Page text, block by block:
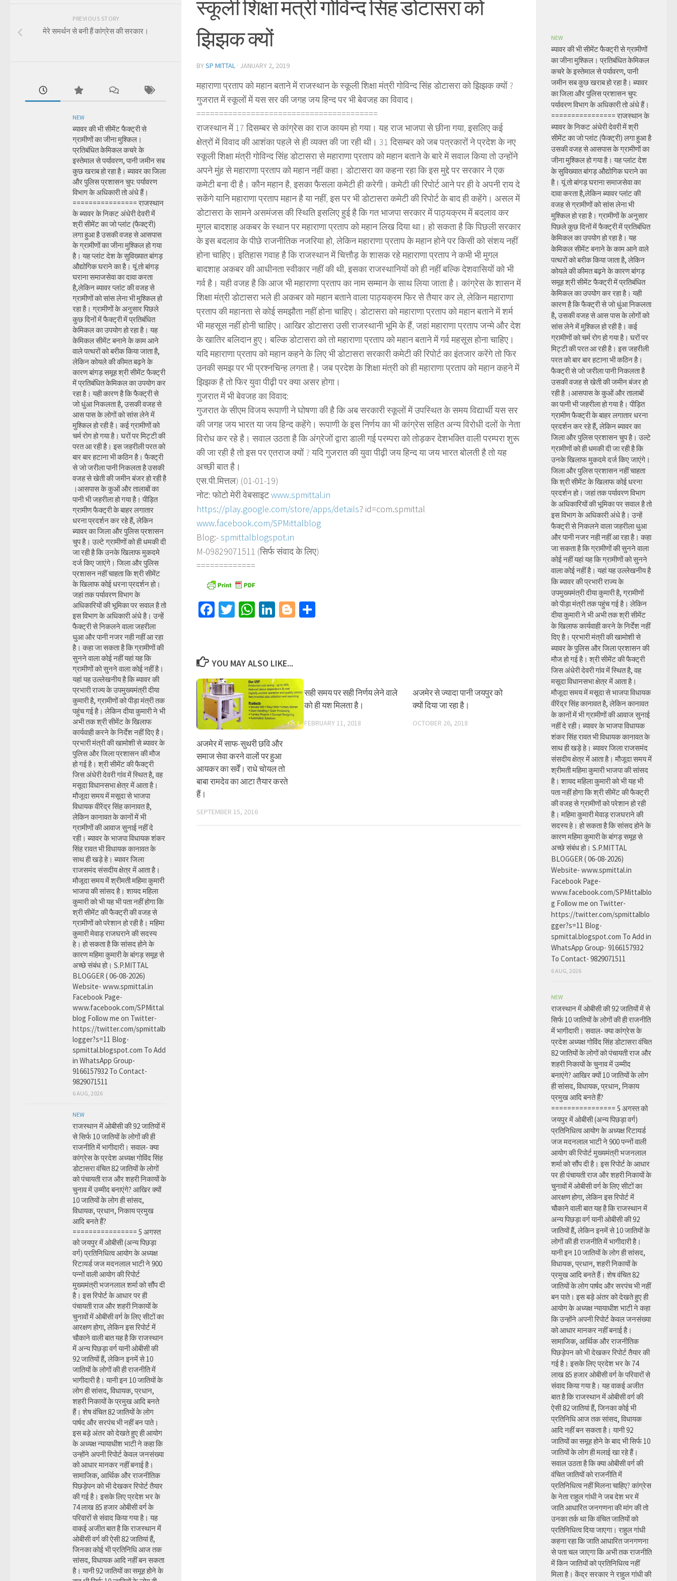
स्कूली शिक्षा मंत्री गोविन्द सिंह डोटासरा को
झिझक क्यों
BYSP MITTAL · JANUARY 2, 2019
महाराणा प्रताप को महान बताने में राजस्थान के स्कूली शिक्षा मंत्री गोविन्द सिंह डोटासरा को झिझक क्यों ?
गुजरात में स्कूलों में यस सर की जगह जय हिन्द पर भी बेवजह का विवाद।
========================================
राजस्थान में 17 दिसम्बर से कांग्रेस का राज कायम हो गया। यह राज भाजपा से छीना गया, इसलिए कई
क्षेत्रों में विवाद की आशंका पहले से ही व्यक्त की जा रही थी। 31 दिसम्बर को जब पत्रकारों ने प्रदेश के नए
स्कूली शिक्षा मंत्री गोविन्द सिंह डोटासरा से महाराणा प्रताप को महान बताने के बारे में सवाल किया तो उन्होंने
अपने मुंह से महाराणा प्रताप को महान नहीं कहा। डोटासरा का कहना रहा कि इस मुद्दे पर सरकार ने एक
कमेटी बना दी है। कौन महान है, इसका फैसला कमेटी ही करेगी। कमेटी की रिपोर्ट आने पर ही वे अपनी राय दे
सकेंगे यानि महाराणा प्रताप महान है या नहीं, इस पर भी डोटासरा कमेटी की रिपोर्ट के बाद ही कहेंगे। असल में
डोटासरा के सामने असमंजस की स्थिति इसलिए हुई है कि गत भाजपा सरकार में पाठ्यक्रम में बदलाव कर
मुगल बादशाह अकबर के स्थान पर महाराणा प्रताप को महान लिख दिया था। हो सकता है कि पिछली सरकार
के इस बदलाव के पीछे राजनीतिक नजरिया हो, लेकिन महाराणा प्रताप के महान होने पर किसी को संशय नहीं
होना चाहिए। इतिहास गवाह है कि राजस्थान में चित्तौड़ के शासक रहे महाराणा प्रताप ने कभी भी मुगल
बादशाह अकबर की आधीनता स्वीकार नहीं की थी, इसका राजस्थानियों को ही नहीं बल्कि देशवासियों को भी
गर्व है। यही वजह है कि आज भी महाराणा प्रताप का नाम सम्मान के साथ लिया जाता है। कांग्रेस के शासन में
शिक्षा मंत्री डोटासरा भले ही अकबर को महान बताने वाला पाठ्यक्रम फिर से तैयार कर ले, लेकिन महाराणा
प्रताप की महानता से कोई समझौता नहीं होना चाहिए। डोटासरा को महाराणा प्रताप को महान बताने में शर्म
भी महसूस नहीं होनी चाहिए। आखिर डोटासरा उसी राजस्थानी भूमि के हैं, जहां महाराणा प्रताप जन्मे और देश
के खातिर बलिदान हुए। बल्कि डोटासरा को तो महाराणा प्रताप को महान बताने में गर्व महसूस होना चाहिए।
यदि महाराणा प्रताप को महान कहने के लिए भी डोटासरा सरकारी कमेटी की रिपोर्ट का इंतजार करेंगे तो फिर
उनकी समझ पर भी प्रश्नचिन्ह लगता है। जब प्रदेश के शिक्षा मंत्री को ही महाराणा प्रताप को महान कहने में
झिझक है तो फिर युवा पीढ़ी पर क्या असर होगा।
गुजरात में भी बेवजह का विवाद:
गुजरात के सीएम विजय रूपाणी ने घोषणा की है कि अब सरकारी स्कूलों में उपस्थित के समय विद्यार्थी यस सर
की जगह जय भारत या जय हिन्द कहेंगे। रूपाणी के इस निर्णय का भी कांग्रेस सहित अन्य विरोधी दलों के नेता
विरोध कर रहे है। सवाल उठता है कि अंग्रेजों द्वारा डाली गई परम्परा को तोड़कर देशभक्ति वाली परम्परा शुरू
की जा रही है तो इस पर एतराज क्यों ? यदि गुजरात की युवा पीढ़ी जय हिन्द या जय भारत बोलती है तो यह
अच्छी बात है।
एस.पी.मित्तल) (01-01-19)
नोट: फोटो मेरी वेबसाइटwww.spmittal.in
https://play.google.com/store/apps/details? id=com.spmittal
www.facebook.com/SPMittalblog
Blog:-spmittalblogspot.in
M-09829071511 (सिर्फ संवाद के लिए)
=============
Facebook
TwitterWhatsApp
LinkedIn
Blogger
YOU MAY ALSO LIKE...
अजमेर में साफ-सुथरी छवि और
समाज सेवा करने वालों पर हुआ
आयकर का सर्वें। राधे चोयल तो
बाबा रामदेव का आटा तैयार करते
हैं।
SEPTEMBER 15, 2016
सही समय पर सही निर्णय लेने वाले
को ही यश मिलता है।
FEBRUARY 11, 2018
अजमेर से ज्यादा पानी जयपुर को
क्यों दिया जा रहा है।
OCTOBER 26, 2018
PREVIOUS STORY
मेरे समर्थन से बनी हैं कांग्रेस की सरकार।
NEW
ब्यावर की भी सीमेंट फैक्ट्री से
ग्रामीणों का जीना मुश्किल।
प्रतिबंधित केमिकल कचरे के
इस्तेमाल से पर्यावरण, पानी जमीन सब
कुछ खराब हो रहा है। ब्यावर का जिला
और पुलिस प्रशासन चुप: पर्यावरण
विभाग के अधिकारी तो अंधे हैं।
================ राजस्थान
के ब्यावर के निकट अंधेरी देवरी में
श्री सीमेंट का जो प्लांट (फैक्ट्री)
लगा हुआ है उसकी वजह से आसपास
के ग्रामीणों का जीना मुश्किल हो गया
है। यह प्लांट देश के सुविख्यात बांगड़
औद्योगिक घराने का है। यूं तो बांगड़
घराना समाजसेवा का दावा करता
है,लेकिन ब्यावर प्लांट की वजह से
ग्रामीणों को सांस लेना भी मुश्किल हो
रहा है। ग्रामीणों के अनुसार पिछले
कुछ दिनों में फैक्ट्री में प्रतिबंधित
केमिकल का उपयोग हो रहा है। यह
केमिकल सीमेंट बनाने के काम आने
वाले पत्थरों को बरीक किया जाता है,
लेकिन कोयले की कीमत बढ़ने के
कारण बांगड़ समूह श्री सीमेंट फैक्ट्री
में प्रतिबंधित केमिकल का उपयोग कर
रहा है। यही कारण है कि फैक्ट्री से
जो धुंआ निकलता है, उसकी वजह से
आस पास के लोगों को सांस लेने में
मुश्किल हो रही है। कई ग्रामीणों को
चर्म रोग हो गया है। घरों पर मिट्टी की
परत आ रही है। इस जहरीली परत को
बार बार हटाना भी कठिन है। फैक्ट्री
से जो जरीला पानी निकलता है उसकी
वजह से खेती की जमीन बंजर हो रही है
।आसपास के कुओं और तालाबों का
पानी भी जहरीला हो गया है। पीड़ित
ग्रामीण फैक्ट्री के बाहर लगातार
धरना प्रदर्शन कर रहे हैं, लेकिन
ब्यावर का जिला और पुलिस प्रशासन
चुप है। उल्टे ग्रामीणों को ही धमकी दी
जा रही है कि उनके खिलाफ मुकदमे
दर्ज किए जाएंगे। जिला और पुलिस
प्रशासन नहीं चाहता कि श्री सीमेंट
के खिलाफ कोई धरना प्रदर्शन हो।
जहां तक पर्यावरण विभाग के
अधिकारियों की भूमिका पर सवाल है तो
इस विभाग के अधिकारी अंधे है। उन्हें
फैक्ट्री से निकलने वाला जहरीला
धुआ और पानी नजर नही नहीं आ रहा
है। कहा जा सकता है कि ग्रामीणों की
सुनने वाला कोई नहीं यहां यह कि
ग्रामीणों को सुनने वाला कोई नहीं है।
यहां यह उल्लेखनीय है कि ब्यावर की
प्रभारी राज्य के उपमुख्यमंत्री दीया
कुमारी है, ग्रामीणों को पीड़ा मंत्री तक
पहुंच गई है। लेकिन दीया कुमारी ने भी
अभी तक श्री सीमेंट के खिलाफ
कार्यवाही करने के निर्देश नहीं दिए है।
प्रभारी मंत्री की खामोशी से ब्यावर के
पुलिस और जिला प्रशासन की मौज
हो गई है। श्री सीमेंट की फैक्ट्री
जिस अंधेरी देवरी गांव में स्थित है, वह
मसूदा विधानसभा क्षेत्र में आता है।
मौजूदा समय में मसूदा से भाजपा
विधायक वीरेंद्र सिंह कानावत है,
लेकिन कानावत के कानों में भी
ग्रामीणों की आवाज सुनाई नहीं दे
रही। ब्यावर के भाजपा विधायक शंकर
सिंह रावत भी विधायक कानावत के
साथ ही खड़े हे। ब्यावर जिला
राजसमंद संसदीय क्षेत्र में आता है।
मौजूदा समय में श्रीमती महिमा कुमारी
भाजपा की सांसद है। शायद महिला
कुमारी को भी यह भी पता नहीं होगा कि
श्री सीमेंट की फैक्ट्री की वजह से
ग्रामीणों को परेशान हो रही है। महिमा
कुमारी मेवाड़ राजघराने की सदस्य
हे। हो सकता है कि सांसद होने के
कारण महिमा कुमारी के बांगड़ समूह से
अच्छे संबंध हो। S.P.MITTAL
BLOGGER ( 06-08-2026)
Website- www.spmittal.in
Facebook Page-
www.facebook.com/SPMittal
blog Follow me on Twitter-
https://twitter.com/spmittalb
logger?s=11 Blog-
spmittal.blogspot.com To Add
in WhatsApp Group-
9166157932 To Contact-
9829071511
6 AUG, 2026
NEW
राजस्थान में ओबीसी की 92 जातियों में
से सिर्फ 10 जातियों के लोगों की ही
राजनीति में भागीदारी। सवाल- क्या
कांग्रेस के प्रदेश अध्यक्ष गोविंद सिंह
डोटासरा वंचित 82 जातियों के लोगों
को पंचायती राज और शहरी निकायों के
चुनाव में उम्मीद बनाएंगे? आखिर क्यों
10 जातियों के लोग ही सांसद,
विधायक, प्रधान, निकाय प्रमुख
आदि बनते हैं?
================ 5 अगस्त
को जयपुर में ओबीसी (अन्य पिछड़ा
वर्ग) प्रतिनिधित्व आयोग के अध्यक्ष
रिटायर्ड जज मदनलाल भाटी ने 900
पन्नों वाली आयोग की रिपोर्ट
मुख्यमंत्री भजनलाल शर्मा को सौंप दी
है। इस रिपोर्ट के आधार पर ही
पंचायती राज और शहरी निकायों के
चुनावों में ओबीसी वर्ग के लिए सीटों का
आरक्षण होगा, लेकिन इस रिपोर्ट में
चौकाने वाली बात यह है कि राजस्थान
में अन्य पिछड़ा वर्ग यानी ओबीसी की
92 जातियों हैं, लेकिन इनमें से 10
जातियों के लोगों की ही राजनीति में
भागीदारी है। यानी इन 10 जातियों के
लोग ही सांसद, विधायक, प्रधान,
शहरी निकायों के प्रमुख आदि बनते
हैं। शेष वंचित 82 जातियों के लोग
पार्षद और सरपंच भी नहीं बन पाते।
इस बड़े अंतर को देखते हुए ही आयोग
के अध्यक्ष न्यायाधीश भाटी ने कहा कि
उन्होंने अपनी रिपोर्ट केवल जनसंख्या
को आधार मानकर नहीं बनाई है।
सामाजिक, आर्थिक और राजनीतिक
पिछड़ेपन को भी देखकर रिपोर्ट तैयार
की गई है। इसके लिए प्रदेश भर के
74 लाख 85 हजार ओबीसी वर्ग के
परिवारों से संवाद किया गया है। यह
वाकई अजीत बात है कि राजस्थान में
ओबीसी वर्ग की ऐसी 82 जातियां हैं,
जिनका कोई भी प्रतिनिधि आज तक
सांसद, विधायक आदि नहीं बन सकता
है। यानी 92 जातियों का समूह होने के
NEW
ब्यावर की भी सीमेंट फैक्ट्री से ग्रामीणों
का जीना मुश्किल। प्रतिबंधित केमिकल
कचरे के इस्तेमाल से पर्यावरण, पानी
जमीन सब कुछ खराब हो रहा है। ब्यावर
का जिला और पुलिस प्रशासन चुप:
पर्यावरण विभाग के अधिकारी तो अंधे हैं।
================ राजस्थान के
ब्यावर के निकट अंधेरी देवरी में श्री
सीमेंट का जो प्लांट (फैक्ट्री) लगा हुआ है
उसकी वजह से आसपास के ग्रामीणों का
जीना मुश्किल हो गया है। यह प्लांट देश
के सुविख्यात बांगड़ औद्योगिक घराने का
है। यूं तो बांगड़ घराना समाजसेवा का
दावा करता है,लेकिन ब्यावर प्लांट की
वजह से ग्रामीणों को सांस लेना भी
मुश्किल हो रहा है। ग्रामीणों के अनुसार
पिछले कुछ दिनों में फैक्ट्री में प्रतिबंधित
केमिकल का उपयोग हो रहा है। यह
केमिकल सीमेंट बनाने के काम आने वाले
पत्थरों को बरीक किया जाता है, लेकिन
कोयले की कीमत बढ़ने के कारण बांगड़
समूह श्री सीमेंट फैक्ट्री में प्रतिबंधित
केमिकल का उपयोग कर रहा है। यही
कारण है कि फैक्ट्री से जो धुंआ निकलता
है, उसकी वजह से आस पास के लोगों को
सांस लेने में मुश्किल हो रही है। कई
ग्रामीणों को चर्म रोग हो गया है। घरों पर
मिट्टी की परत आ रही है। इस जहरीली
परत को बार बार हटाना भी कठिन है।
फैक्ट्री से जो जरीला पानी निकलता है
उसकी वजह से खेती की जमीन बंजर हो
रही है ।आसपास के कुओं और तालाबों
का पानी भी जहरीला हो गया है। पीड़ित
ग्रामीण फैक्ट्री के बाहर लगातार धरना
प्रदर्शन कर रहे हैं, लेकिन ब्यावर का
जिला और पुलिस प्रशासन चुप है। उल्टे
ग्रामीणों को ही धमकी दी जा रही है कि
उनके खिलाफ मुकदमे दर्ज किए जाएंगे।
जिला और पुलिस प्रशासन नहीं चाहता
कि श्री सीमेंट के खिलाफ कोई धरना
प्रदर्शन हो। जहां तक पर्यावरण विभाग
के अधिकारियों की भूमिका पर सवाल है तो
इस विभाग के अधिकारी अंधे है। उन्हें
फैक्ट्री से निकलने वाला जहरीला धुआ
और पानी नजर नही नहीं आ रहा है। कहा
जा सकता है कि ग्रामीणों की सुनने वाला
कोई नहीं यहां यह कि ग्रामीणों को सुनने
वाला कोई नहीं है। यहां यह उल्लेखनीय है
कि ब्यावर की प्रभारी राज्य के
उपमुख्यमंत्री दीया कुमारी है, ग्रामीणों
को पीड़ा मंत्री तक पहुंच गई है। लेकिन
दीया कुमारी ने भी अभी तक श्री सीमेंट
के खिलाफ कार्यवाही करने के निर्देश नहीं
दिए है। प्रभारी मंत्री की खामोशी से
ब्यावर के पुलिस और जिला प्रशासन की
मौज हो गई है। श्री सीमेंट की फैक्ट्री
जिस अंधेरी देवरी गांव में स्थित है, वह
मसूदा विधानसभा क्षेत्र में आता है।
मौजूदा समय में मसूदा से भाजपा विधायक
वीरेंद्र सिंह कानावत है, लेकिन कानावत
के कानों में भी ग्रामीणों की आवाज सुनाई
नहीं दे रही। ब्यावर के भाजपा विधायक
शंकर सिंह रावत भी विधायक कानावत के
साथ ही खड़े हे। ब्यावर जिला राजसमंद
संसदीय क्षेत्र में आता है। मौजूदा समय में
श्रीमती महिमा कुमारी भाजपा की सांसद
है। शायद महिला कुमारी को भी यह भी
पता नहीं होगा कि श्री सीमेंट की फैक्ट्री
की वजह से ग्रामीणों को परेशान हो रही
है। महिमा कुमारी मेवाड़ राजघराने की
सदस्य हे। हो सकता है कि सांसद होने के
कारण महिमा कुमारी के बांगड़ समूह से
अच्छे संबंध हो। S.P.MITTAL
BLOGGER ( 06-08-2026)
Website- www.spmittal.in
Facebook Page-
www.facebook.com/SPMittalblo
g Follow me on Twitter-
https://twitter.com/spmittalblo
gger?s=11 Blog-
spmittal.blogspot.com To Add in
WhatsApp Group- 9166157932
To Contact- 9829071511
6 AUG, 2026
NEW
राजस्थान में ओबीसी की 92 जातियों में से
सिर्फ 10 जातियों के लोगों की ही राजनीति
में भागीदारी। सवाल- क्या कांग्रेस के
प्रदेश अध्यक्ष गोविंद सिंह डोटासरा वंचित
82 जातियों के लोगों को पंचायती राज और
शहरी निकायों के चुनाव में उम्मीद
बनाएंगे? आखिर क्यों 10 जातियों के लोग
ही सांसद, विधायक, प्रधान, निकाय
प्रमुख आदि बनते हैं?
================ 5 अगस्त को
जयपुर में ओबीसी (अन्य पिछड़ा वर्ग)
प्रतिनिधित्व आयोग के अध्यक्ष रिटायर्ड
जज मदनलाल भाटी ने 900 पन्नों वाली
आयोग की रिपोर्ट मुख्यमंत्री भजनलाल
शर्मा को सौंप दी है। इस रिपोर्ट के आधार
पर ही पंचायती राज और शहरी निकायों के
चुनावों में ओबीसी वर्ग के लिए सीटों का
आरक्षण होगा, लेकिन इस रिपोर्ट में
चौकाने वाली बात यह है कि राजस्थान में
अन्य पिछड़ा वर्ग यानी ओबीसी की 92
जातियों हैं, लेकिन इनमें से 10 जातियों के
लोगों की ही राजनीति में भागीदारी है।
यानी इन 10 जातियों के लोग ही सांसद,
विधायक, प्रधान, शहरी निकायों के
प्रमुख आदि बनते हैं। शेष वंचित 82
जातियों के लोग पार्षद और सरपंच भी नहीं
बन पाते। इस बड़े अंतर को देखते हुए ही
आयोग के अध्यक्ष न्यायाधीश भाटी ने कहा
कि उन्होंने अपनी रिपोर्ट केवल जनसंख्या
को आधार मानकर नहीं बनाई है।
सामाजिक, आर्थिक और राजनीतिक
पिछड़ेपन को भी देखकर रिपोर्ट तैयार की
गई है। इसके लिए प्रदेश भर के 74
लाख 85 हजार ओबीसी वर्ग के परिवारों से
संवाद किया गया है। यह वाकई अजीत
बात है कि राजस्थान में ओबीसी वर्ग की
ऐसी 82 जातियां हैं, जिनका कोई भी
प्रतिनिधि आज तक सांसद, विधायक
आदि नहीं बन सकता है। यानी 92
जातियों का समूह होने के बाद भी सिर्फ 10
जातियों के लोग ही मलाई खा रहे हैं।
सवाल उठता है कि क्या ओबीसी वर्ग की
वंचित जातियों को राजनीति में
प्रतिनिधित्व नहीं मिलना चाहिए? कांग्रेस
के नेता राहुल गांधी ने जब देश भर में
जाति आधारित जनगणना की मांग की तो
उनका तर्क था कि वंचित जातियों को
प्रतिनिधित्व दिया जाएगा। राहुल गांधी
कहना रहा कि जाति आधारित जनगणना
से पता चल जाएगा कि अभी तक राजनीति
में किन जातियों को प्रतिनिधित्व नहीं
मिला है। केंद्र सरकार ने राहुल गांधी की